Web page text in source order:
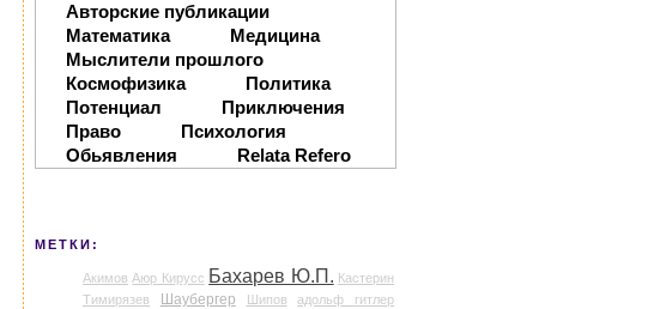
Авторские публикации
Математика
Медицина
Мыслители прошлого
Космофизика
Политика
Потенциал
Приключения
Право
Психология
Обьявления
Relata Refero
МЕТКИ:
Акимов Аюр Кирусс Бахарев Ю.П. Кастерин
Тимирязев
Шаубергер Шипов
адольф гитлер